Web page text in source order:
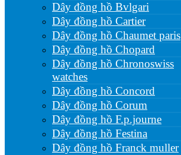
Dây đồng hồ Bvlgari
Dây đồng hồ Cartier
Dây đồng hồ Chaumet paris
Dây đồng hồ Chopard
Dây đồng hồ Chronoswiss
watches
Dây đồng hồ Concord
Dây đồng hồ Corum
Dây đồng hồ F.p.journe
Dây đồng hồ Festina
Dây đồng hồ Franck muller